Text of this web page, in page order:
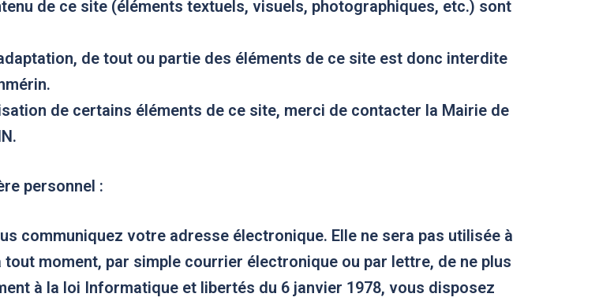
de ce site (éléments textuels, visuels, photographiques, etc.) sont
de tout ou partie des éléments de ce site est donc interdite
de certains éléments de ce site, merci de contacter la Mairie de
personnel :
communiquez votre adresse électronique. Elle ne sera pas utilisée à
moment, par simple courrier électronique ou par lettre, de ne plus
à la loi Informatique et libertés du 6 janvier 1978, vous disposez